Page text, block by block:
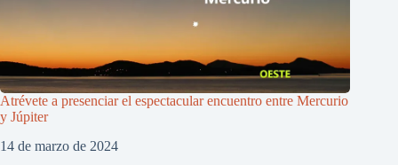
Atrévete a presenciar el espectacular encuentro entre Mercurio
y Júpiter
14 de marzo de 2024